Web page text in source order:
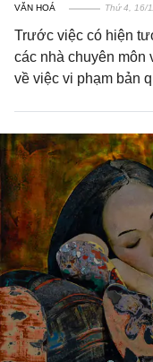
VĂN HOÁ Thứ 4, 16/
Trước việc có hiện
các nhà chuyên môn
về việc vi phạm bản